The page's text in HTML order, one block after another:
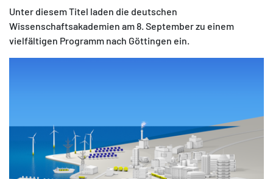
Unter diesem Titel laden die deutschen
Wissenschaftsakademien am 8. September zu einem
vielfältigen Programm nach Göttingen ein.